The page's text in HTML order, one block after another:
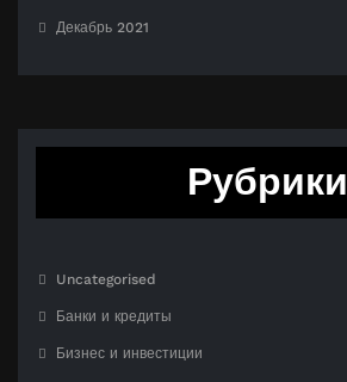
Декабрь 2021
Рубрики
Uncategorised
Банки и кредиты
Бизнес и инвестиции